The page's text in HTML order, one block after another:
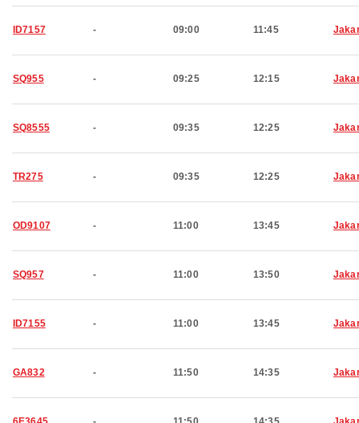
ID7157 - 09:00 11:45
SQ955 - 09:25 12:15
SQ8555 - 09:35 12:25
TR275 - 09:35 12:25
OD9107 - 11:00 13:45
SQ957 - 11:00 13:50
ID7155 - 11:00 13:45
GA832 - 11:50 14:35